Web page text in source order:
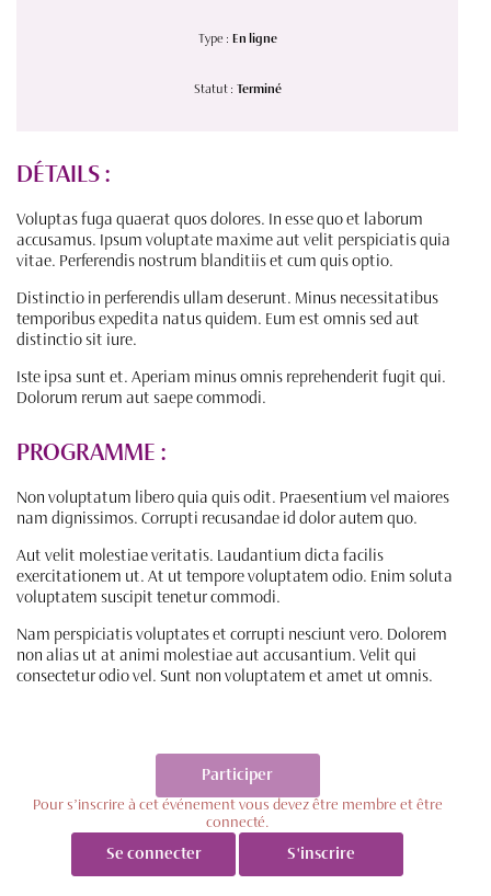
Type : En ligne
Statut : Terminé
DÉTAILS :
Voluptas fuga quaerat quos dolores. In esse quo et laborum
accusamus. Ipsum voluptate maxime aut velit perspiciatis quia
vitae. Perferendis nostrum blanditiis et cum quis optio.
Distinctio in perferendis ullam deserunt. Minus necessitatibus
temporibus expedita natus quidem. Eum est omnis sed aut
distinctio sit iure.
Iste ipsa sunt et. Aperiam minus omnis reprehenderit fugit qui.
Dolorum rerum aut saepe commodi.
PROGRAMME :
Non voluptatum libero quia quis odit. Praesentium vel maiores
nam dignissimos. Corrupti recusandae id dolor autem quo.
Aut velit molestiae veritatis. Laudantium dicta facilis
exercitationem ut. At ut tempore voluptatem odio. Enim soluta
voluptatem suscipit tenetur commodi.
Nam perspiciatis voluptates et corrupti nesciunt vero. Dolorem
non alias ut at animi molestiae aut accusantium. Velit qui
consectetur odio vel. Sunt non voluptatem et amet ut omnis.
Participer
Pour s’inscrire à cet événement vous devez être membre et être
connecté.
Se connecter S'inscrire